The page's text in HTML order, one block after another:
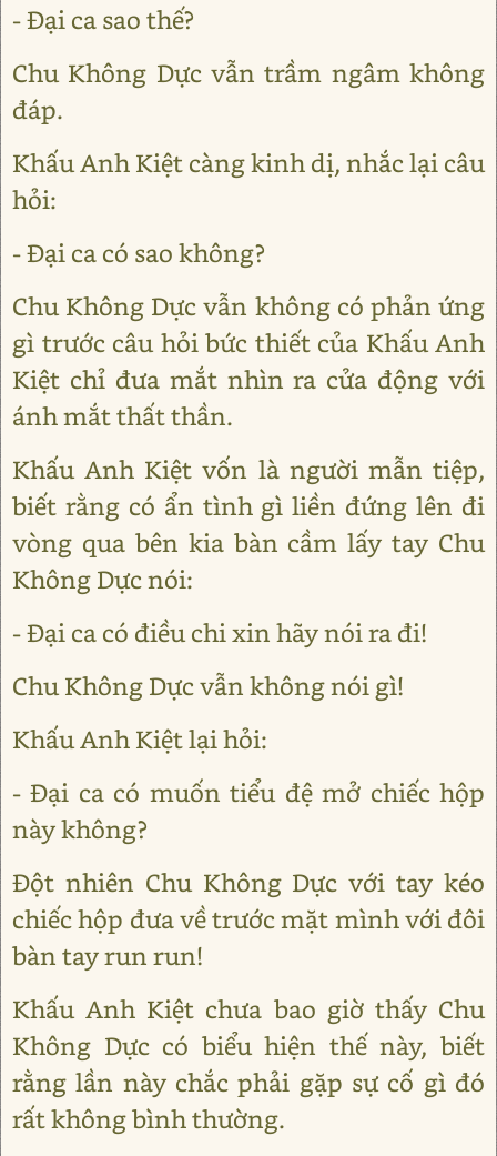
- Đại ca sao thế?
Chu Không Dực vẫn trầm ngâm không
đáp.
Khấu Anh Kiệt càng kinh dị, nhắc lại câu
hỏi:
- Đại ca có sao không?
Chu Không Dực vẫn không có phản ứng
gì trước câu hỏi bức thiết của Khấu Anh
Kiệt chỉ đưa mắt nhìn ra cửa động với
ánh mắt thất thần.
Khấu Anh Kiệt vốn là người mẫn tiệp,
biết rằng có ẩn tình gì liền đứng lên đi
vòng qua bên kia bàn cầm lấy tay Chu
Không Dực nói:
- Đại ca có điều chi xin hãy nói ra đi!
Chu Không Dực vẫn không nói gì!
Khấu Anh Kiệt lại hỏi:
- Đại ca có muốn tiểu đệ mở chiếc hộp
này không?
Đột nhiên Chu Không Dực với tay kéo
chiếc hộp đưa về trước mặt mình với đôi
bàn tay run run!
Khấu Anh Kiệt chưa bao giờ thấy Chu
Không Dực có biểu hiện thế này, biết
rằng lần này chắc phải gặp sự cố gì đó
rất không bình thường.